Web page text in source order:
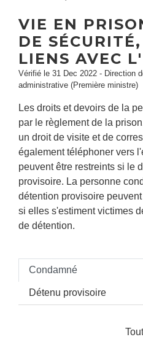
VIE EN
DE
LIENS AVEC
Vérifié le 31 Dec 2022 - Direction
administrative (Première ministre)
Les droits et devoirs de la
par le règlement de la
un droit de visite et de
également téléphoner vers
peuvent être restreints si le
provisoire. La personne
détention provisoire
si elles s'estiment victimes
de détention.
Condamné
Détenu provisoire